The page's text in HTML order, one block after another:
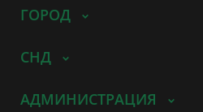
ГОРОД
СНД
АДМИНИСТРАЦИЯ